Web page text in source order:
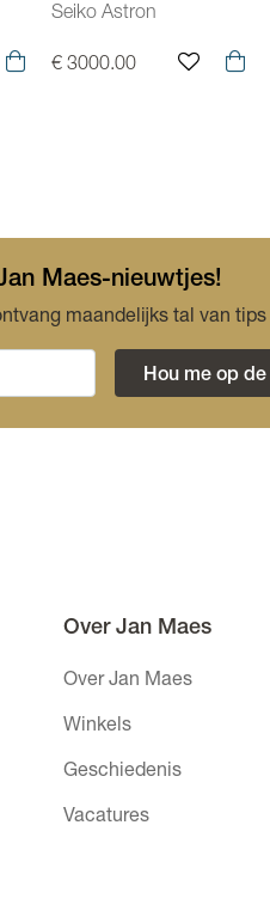
HAB005J1
Seiko Astron
€ 3000.00
Maes-nieuwtjes!
maandelijks tal van
Hou me op
Over Jan Maes
Over Jan Maes
Winkels
Geschiedenis
Vacatures